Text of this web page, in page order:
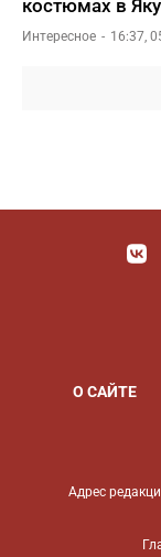
костюмах в
Интересное 16:37,
О САЙТЕ
Адрес